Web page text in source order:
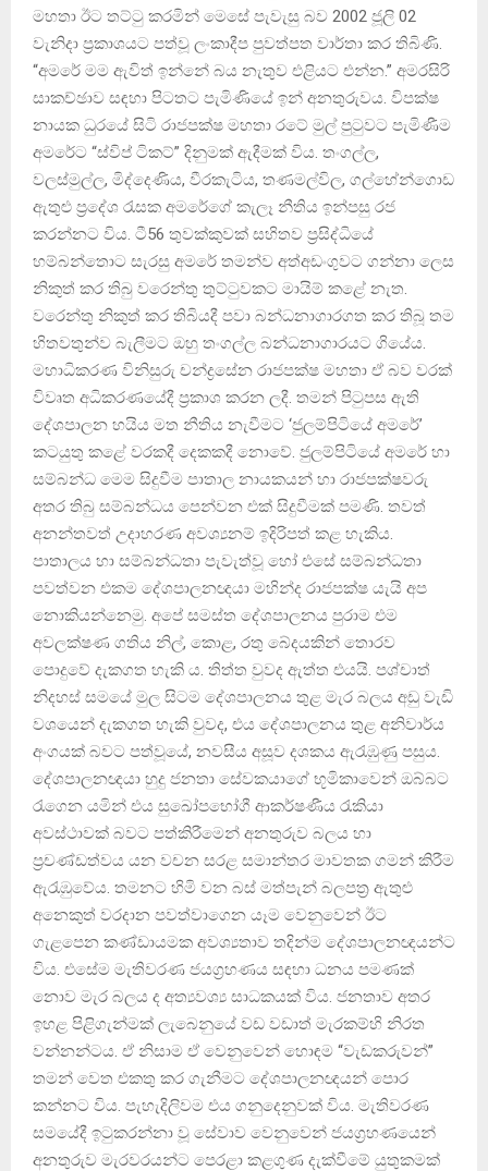
මහතා ඊට තට්ටු කරමින් මෙසේ පැවැසු බව 2002 ජූලි 02
වැනිදා ප්‍රකාශයට පත්වූ ලංකාදීප පුවත්පත වාර්තා කර තිබිණි.
“අමරේ මම ඇවිත් ඉන්නේ බය නැතුව එළියට එන්න.” අමරසිරි
සාකච්ඡාව සඳහා පිටතට පැමිණියේ ඉන් අනතුරුවය. විපක්ෂ
නායක ධුරයේ සිටි රාජපක්ෂ මහතා රටේ මුල් පුටුවට පැමිණීම
අමරේට “ස්විප් ටිකට්” දිනුමක් ඇදීමක් විය. තංගල්ල,
වලස්මුල්ල, මිද්දෙණිය, වීරකැටිය, තණමල්විල, ගල්හේන්ගොඩ
ඇතුළු ප්‍රදේශ රැසක අමරේගේ කැලෑ නීතිය ඉන්පසු රජ
කරන්නට විය. ටී56 තුවක්කුවක් සහිතව ප්‍රසිද්ධියේ
හම්බන්තොට සැරසු අමරේ තමන්ව අත්අඩංගුවට ගන්නා ලෙස
නිකුත් කර තිබු වරෙන්තු තුට්ටුවකට මායිම් කළේ නැත.
වරෙන්තු නිකුත් කර තිබියදී පවා බන්ධනාගාරගත කර තිබූ තම
හිතවතුන්ව බැලීමට ඔහු තංගල්ල බන්ධනාගාරයට ගියේය.
මහාධිකරණ විනිසුරු චන්ද්‍රසේන රාජපක්ෂ මහතා ඒ බව වරක්
විවෘත අධිකරණයේදී ප්‍රකාශ කරන ලදී. තමන් පිටුපස ඇති
දේශපාලන හයිය මත නීතිය නැවීමට ‘ජුලම්පිටියේ අමරේ’
කටයුතු කළේ වරකදී දෙකකදී නොවේ. ජුලම්පිටියේ අමරේ හා
සම්බන්ධ මෙම සිදුවීම පාතාල නායකයන් හා රාජපක්ෂවරු
අතර තිබු සම්බන්ධය පෙන්වන එක් සිදුවීමක් පමණි. තවත්
අනන්තවත් උදාහරණ අවශ්‍යනම් ඉදිරිපත් කළ හැකිය.
පාතාලය හා සම්බන්ධතා පැවැත්වූ හෝ එසේ සම්බන්ධතා
පවත්වන එකම දේශපාලනඥයා මහින්ද රාජපක්ෂ යැයි අප
නොකියන්නෙමු. අපේ සමස්ත දේශපාලනය පුරාම එම
අවලක්ෂණ ගතිය නිල්, කොළ, රතු බේදයකින් තොරව
පොදුවේ දැකගත හැකි ය. තිත්ත වුවද ඇත්ත එයයි. පශ්චාත්
නිදහස් සමයේ මුල සිටම දේශපාලනය තුළ මැර බලය අඩු වැඩි
වශයෙන් දැකගත හැකි වුවද, එය දේශපාලනය තුළ අනිවාර්ය
අංගයක් බවට පත්වූයේ, නවසීය අසූව දශකය ඇරැඹුණු පසුය.
දේශපාලනඥයා හුදු ජනතා සේවකයාගේ භූමිකාවෙන් ඔබ්බට
රැගෙන යමින් එය සුඛෝපභෝගී ආකර්ෂණීය රැකියා
අවස්ථාවක් බවට පත්කිරීමෙන් අනතුරුව බලය හා
ප්‍රචණ්ඩත්වය යන වචන සරළ සමාන්තර මාවතක ගමන් කිරීම
ඇරැඹුවේය. තමනට හිමි වන බස් මත්පැන් බලපත්‍ර ඇතුළු
අනෙකුත් වරදාන පවත්වාගෙන යෑම වෙනුවෙන් ඊට
ගැළපෙන කණ්ඩායමක අවශ්‍යතාව තදින්ම දේශපාලනඥයන්ට
විය. එසේම මැතිවරණ ජයග්‍රහණය සඳහා ධනය පමණක්
නොව මැර බලය ද අත්‍යවශ්‍ය සාධකයක් විය. ජනතාව අතර
ඉහළ පිළිගැන්මක් ලැබෙනුයේ වඩ වඩාත් මැරකම්හි නිරත
වන්නන්ටය. ඒ නිසාම ඒ වෙනුවෙන් හොඳම “වැඩකරුවන්”
තමන් වෙත එකතු කර ගැනීමට දේශපාලනඥයන් පොර
කන්නට විය. පැහැදිලිවම එය ගනුදෙනුවක් විය. මැතිවරණ
සමයේදී ඉටුකරන්නා වූ සේවාව වෙනුවෙන් ජයග්‍රහණයෙන්
අනතුරුව මැරවරයන්ට පෙරළා කළගුණ දැක්වීමේ යුතුකමක්